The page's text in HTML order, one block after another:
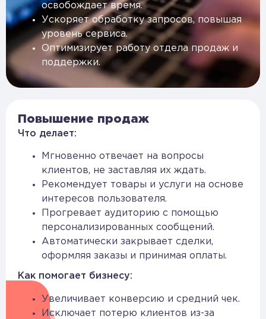
освобождает время.
Ускоряет обработку запросов, повышая
уровень сервиса.
Оптимизирует работу отдела продаж и
поддержки.
Повышение продаж
Что делает:
Мгновенно отвечает на вопросы
клиентов, не заставляя их ждать.
Рекомендует товары и услуги на основе
интересов пользователя.
Прогревает аудиторию с помощью
персонализированных сообщений.
Автоматически закрывает сделки,
оформляя заказы и принимая оплаты.
Как помогает бизнесу:
Увеличивает конверсию и средний чек.
Исключает потерю клиентов из-за